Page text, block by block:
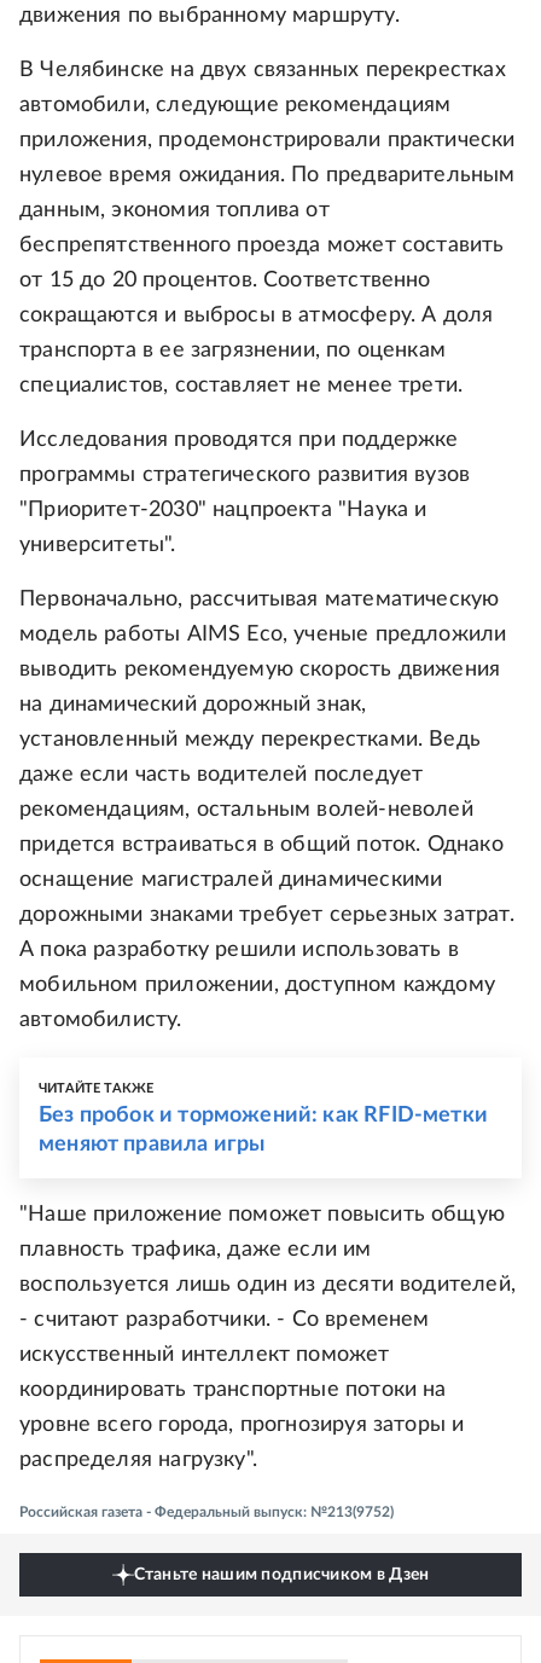
движения по выбранному маршруту.
В Челябинске на двух связанных перекрестках
автомобили, следующие рекомендациям
приложения, продемонстрировали практически
нулевое время ожидания. По предварительным
данным, экономия топлива от
беспрепятственного проезда может составить
от 15 до 20 процентов. Соответственно
сокращаются и выбросы в атмосферу. А доля
транспорта в ее загрязнении, по оценкам
специалистов, составляет не менее трети.
Исследования проводятся при поддержке
программы стратегического развития вузов
"Приоритет-2030" нацпроекта "Наука и
университеты".
Первоначально, рассчитывая математическую
модель работы AIMS Eco, ученые предложили
выводить рекомендуемую скорость движения
на динамический дорожный знак,
установленный между перекрестками. Ведь
даже если часть водителей последует
рекомендациям, остальным волей-неволей
придется встраиваться в общий поток. Однако
оснащение магистралей динамическими
дорожными знаками требует серьезных затрат.
А пока разработку решили использовать в
мобильном приложении, доступном каждому
автомобилисту.
ЧИТАЙТЕ ТАКЖЕ
Без пробок и торможений: как RFID-метки
меняют правила игры
"Наше приложение поможет повысить общую
плавность трафика, даже если им
воспользуется лишь один из десяти водителей,
- считают разработчики. - Со временем
искусственный интеллект поможет
координировать транспортные потоки на
уровне всего города, прогнозируя заторы и
распределяя нагрузку".
Российская газета - Федеральный выпуск: №213(9752)
Станьте нашим подписчиком в Дзен